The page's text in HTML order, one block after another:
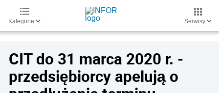
Kategorie Serwisy
CIT do 31 marca 2020 r. -
przedsiębiorcy apelują o